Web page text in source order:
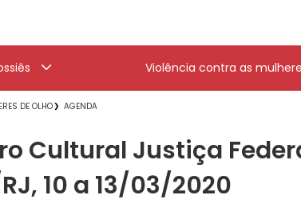
Violência contra as
DE OLHO AGENDA
Cultural Justiça
10 a 13/03/2020